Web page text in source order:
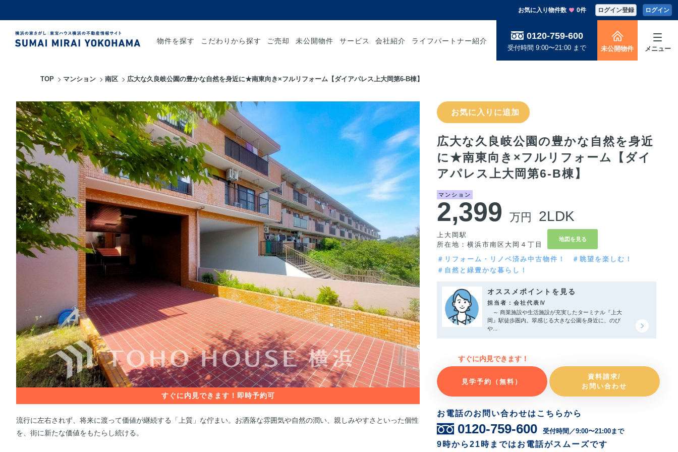
お気に入り物件数 0件 ログイン登録 ログイン
物件を探す こだわりから探す ご売却 未公開物件 サービス 会社紹介 ライフパートナー紹介 0120-759-600
受付時間 9:00〜21:00 まで 未公開物件 メニュー
TOP マンション 南区 広大な久良岐公園の豊かな自然を身近に★南東向き×フルリフォーム【ダイアパレス上大岡第6-B棟】
流行に左右されず、将来に渡って価値が継続する「上質」な佇まい。お洒落な雰囲気や自然の潤い、親しみやすさといった個性
を、街に新たな価値をもたらし続ける。
お気に入りに追加
広大な久良岐公園の豊かな自然を身近
に★南東向き×フルリフォーム【ダイ
アパレス上大岡第6-B棟】
マンション
2,399 万円 2LDK
上大岡駅
所在地：横浜市南区大岡４丁目
地図を見る
＃リフォーム・リノベ済み中古物件！
＃眺望を楽しむ！
＃自然と緑豊かな暮らし！
オススメポイントを見る
担当者：会社代表Ⅳ
～ 商業施設や生活施設が充実したターミナル『上大
岡』駅徒歩圏内。翠感じる大きな公園を身近に、のび
や...
すぐに内見できます！
見学予約（無料）
資料請求/
お問い合わせ
お電話のお問い合わせはこちらから
0120-759-600 受付時間／9:00〜21:00まで
9時から21時まではお電話がスムーズです